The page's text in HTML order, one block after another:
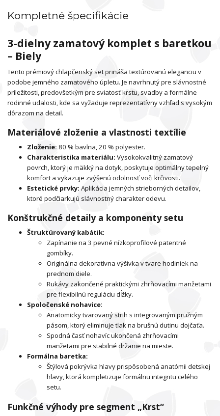
Kompletné špecifikácie
3-dielny zamatový komplet s baretkou
– Biely
Tento prémiový chlapčenský set prináša textúrovanú eleganciu v
podobe jemného zamatového úpletu. Je navrhnutý pre slávnostné
príležitosti, predovšetkým pre sviatosť krstu, svadby a formálne
rodinné udalosti, kde sa vyžaduje reprezentatívny vzhľad s vysokým
dôrazom na detail.
Materiálové zloženie a vlastnosti textílie
Zloženie: 80 % bavlna, 20 % polyester.
Charakteristika materiálu: Vysokokvalitný zamatový
povrch, ktorý je mäkký na dotyk, poskytuje optimálny tepelný
komfort a vykazuje zvýšenú odolnosť voči krčivosti.
Estetické prvky: Aplikácia jemných strieborných detailov,
ktoré podčiarkujú slávnostný charakter odevu.
Konštrukčné detaily a komponenty setu
Štruktúrovaný kabátik:
Zapínanie na 3 pevné nízkoprofilové patentné
gombíky.
Originálna dekoratívna výšivka v tvare hodiniek na
prednom diele.
Rukávy zakončené praktickými zhrňovacími manžetami
pre flexibilnú reguláciu dĺžky.
Spoločenské nohavice:
Anatomicky tvarovaný strih s integrovaným pružným
pásom, ktorý eliminuje tlak na brušnú dutinu dojčaťa.
Spodná časť nohavíc ukončená zhrňovacími
manžetami pre stabilné držanie na mieste.
Formálna baretka:
Štýlová pokrývka hlavy prispôsobená anatómii detskej
hlavy, ktorá kompletizuje formálnu integritu celého
setu.
Funkčné výhody pre segment „Krst“